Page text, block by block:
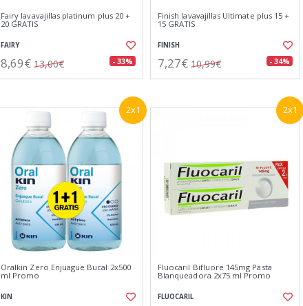
Fairy lavavajillas platinum plus 20 +
20 GRATIS
FAIRY
8,69€ 13,00€ - 33%
Finish lavavajillas Ultimate plus 15 +
15 GRATIS
FINISH
7,27€ 10,99€ - 34%
2x1
Oralkin Zero Enjuague Bucal 2x500
ml Promo
KIN
2x1
Fluocaril Bifluore 145mg Pasta
Blanqueadora 2x75 ml Promo
FLUOCARIL